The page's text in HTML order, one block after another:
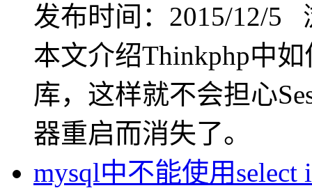
发布时间：2015/12/5
本文介绍Thinkphp中
库，这样就不会担心
器重启而消失了。
mysql中不能使用select